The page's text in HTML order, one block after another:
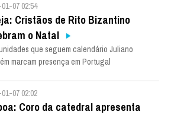
07 02:54
Cristãos de Rito Bizantino
o Natal
que seguem calendário Juliano
marcam presença em Portugal
07 02:02
Coro da catedral apresenta